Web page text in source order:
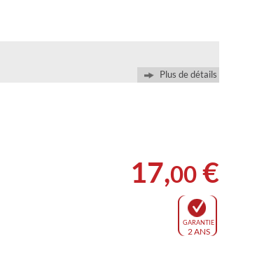
Plus de détails
17,00 €
GARANTIE
2 ANS